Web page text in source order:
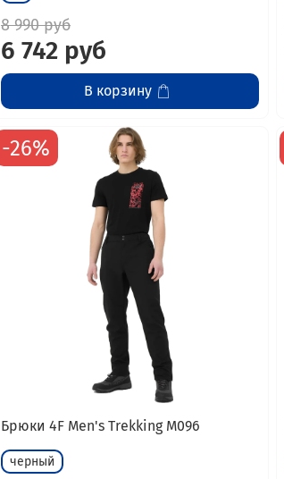
8 990 руб
6 742 руб
В корзину
-26%
Брюки 4F Men's Trekking M096
черный